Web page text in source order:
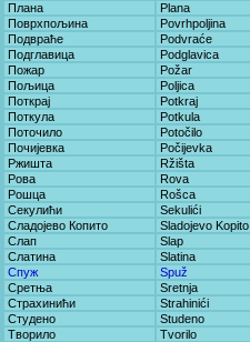
Плана
Plana
Поврхпољина
Povrhpoljina
Подвраће
Podvraće
Подглавица
Podglavica
Пожар
Požar
Пољица
Poljica
Поткрај
Potkraj
Поткула
Potkula
Поточило
Potočilo
Почијевка
Počijevka
Ржишта
Ržišta
Рова
Rova
Рошца
Rošca
Секулићи
Sekulići
Сладојево Копито
Sladojevo Kopito
Слап
Slap
Слатина
Slatina
Спуж
Spuž
Сретња
Sretnja
Страхинићи
Strahinići
Студено
Studeno
Творило
Tvorilo